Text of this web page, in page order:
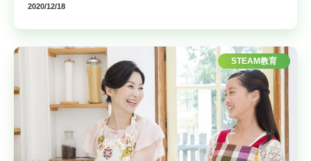
2020/12/18
STEAM教育